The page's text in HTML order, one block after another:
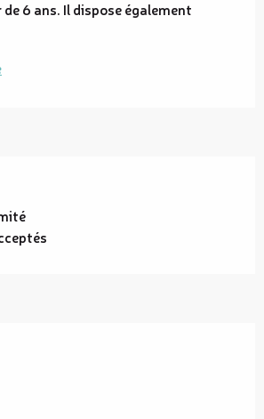
6 ans. Il dispose également